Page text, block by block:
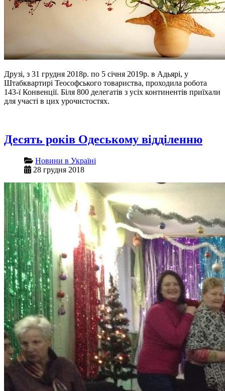
Друзі, з 31 грудня 2018р. по 5 січня 2019р. в Адьярі, у
Штабквартирі Теософського товариства, проходила робота
143-ї Конвенції. Біля 800 делегатів з усіх континентів приїхали
для участі в цих урочистостях.
Десять років Одеському відділенню
Новини в Україні
28 грудня 2018